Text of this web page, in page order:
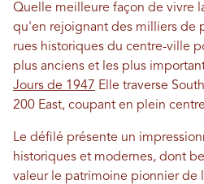
Quelle meilleure façon de vivre
qu'en rejoignant des milliers de
rues historiques du centre-ville
plus anciens et les plus
Jours de 1947 Elle traverse
200 East, coupant en plein
Le défilé présente un
historiques et modernes, dont
valeur le patrimoine pionnier de